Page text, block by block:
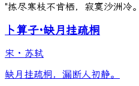
"拣尽寒枝不肯栖，寂寞沙洲冷
卜算子·缺月挂疏桐
宋 · 苏轼
缺月挂疏桐，漏断人初静。